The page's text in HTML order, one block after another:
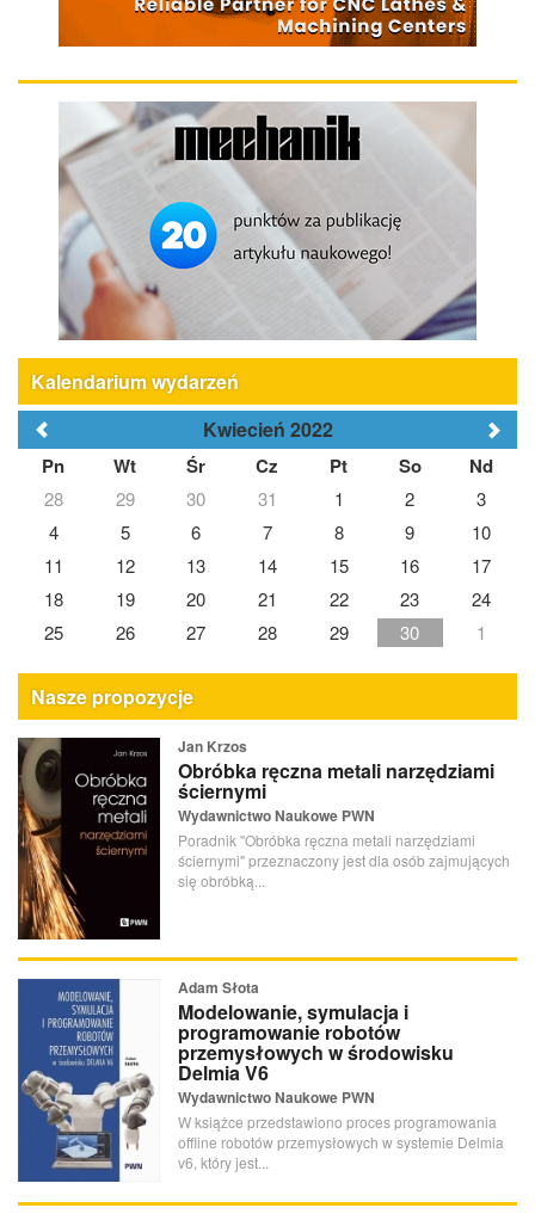
Kalendarium wydarzeń
Kwiecień 2022
Pn Wt Śr Cz Pt So Nd
28 29 30 31 1 2
3
4
5 6 7 8 9
10
11
12 13 14 15 16
17
18
19 20 21 22 23
24
25
26 27 28 29 30 1
Nasze propozycje
Jan Krzos
Obróbka ręczna metali narzędziami
ściernymi
Wydawnictwo Naukowe PWN
Poradnik "Obróbka ręczna metali narzędziami
ściernymi" przeznaczony jest dla osób zajmujących
się obróbką...
Adam Słota
Modelowanie, symulacja i
programowanie robotów
przemysłowych w środowisku
Delmia V6
Wydawnictwo Naukowe PWN
W książce przedstawiono proces programowania
offline robotów przemysłowych w systemie Delmia
v6, który jest...